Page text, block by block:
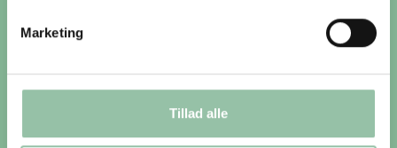
Marketing
Tillad alle
Oplevelser på sporet